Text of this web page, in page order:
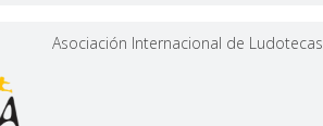
Asociación Internacional de Ludotecas